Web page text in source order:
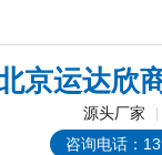
京运达欣
源头厂家
咨询电话：